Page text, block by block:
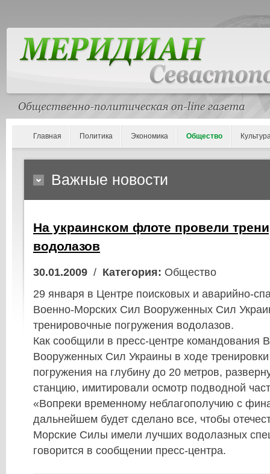
Главная Политика Экономика Общество
Важные новости
На украинском флоте провели
водолазов
30.01.2009 / Категория: Общество
29 января в Центре поисковых и аварийно-
Военно-Морских Сил Вооруженных Сил
тренировочные погружения водолазов.
Как сообщили в пресс-центре командования
Вооруженных Сил Украины в ходе
погружения на глубину до 20 метров,
станцию, имитировали осмотр подводной
«Вопреки временному неблагополучию с
дальнейшем будет сделано все, чтобы
Морские Силы имели лучших водолазных
говорится в сообщении пресс-центра.